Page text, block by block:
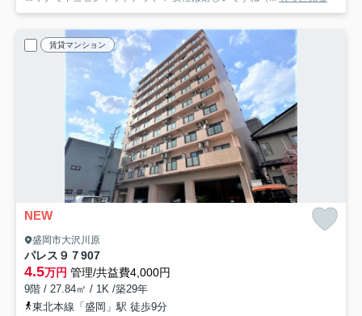
賃貸マンション
NEW
盛岡市大沢川原
パレス９７907
4.5万円 管理/共益費4,000円
9階 / 27.84㎡ / 1K /築29年
東北本線「盛岡」駅 徒歩9分